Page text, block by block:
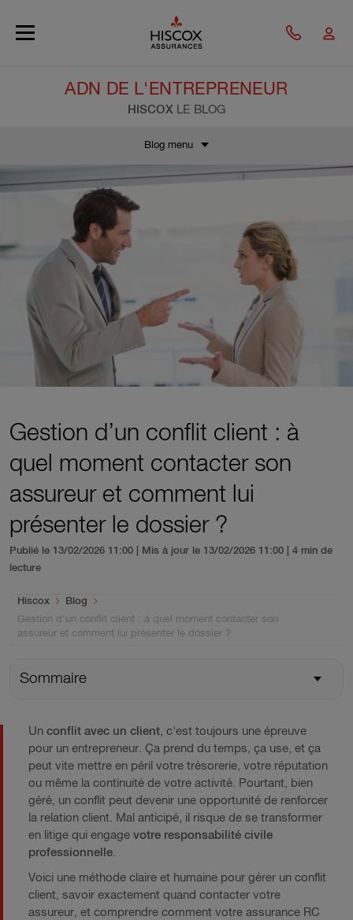
ADN DE L'ENTREPRENEUR
HISCOX LE BLOG
Blog menu
Gestion d’un conflit client : à
quel moment contacter son
assureur et comment lui
présenter le dossier ?
Publié le 13/02/2026 11:00 | Mis à jour le 13/02/2026 11:00
| 4 min de
lecture
You are here:
Hiscox
Blog
Gestion d’un conflit client : à quel moment contacter son
assureur et comment lui présenter le dossier ?
Sommaire
Un conflit avec un client, c'est toujours une épreuve
pour un entrepreneur. Ça prend du temps, ça use, et ça
peut vite mettre en péril votre trésorerie, votre réputation
ou même la continuité de votre activité. Pourtant, bien
géré, un conflit peut devenir une opportunité de renforcer
la relation client. Mal anticipé, il risque de se transformer
en litige qui engage votre responsabilité civile
professionnelle.
Voici une méthode claire et humaine pour gérer un conflit
client, savoir exactement quand contacter votre
assureur, et comprendre comment votre assurance RC